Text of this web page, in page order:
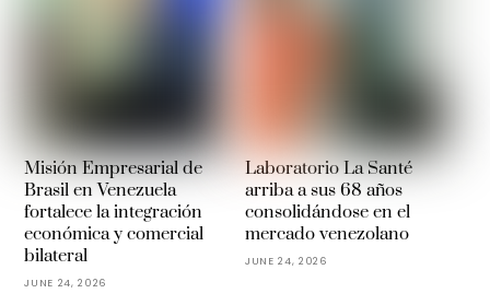
Misión Empresarial de
Brasil en Venezuela
fortalece la integración
económica y comercial
bilateral
JUNE 24, 2026
Laboratorio La Santé
arriba a sus 68 años
consolidándose en el
mercado venezolano
JUNE 24, 2026